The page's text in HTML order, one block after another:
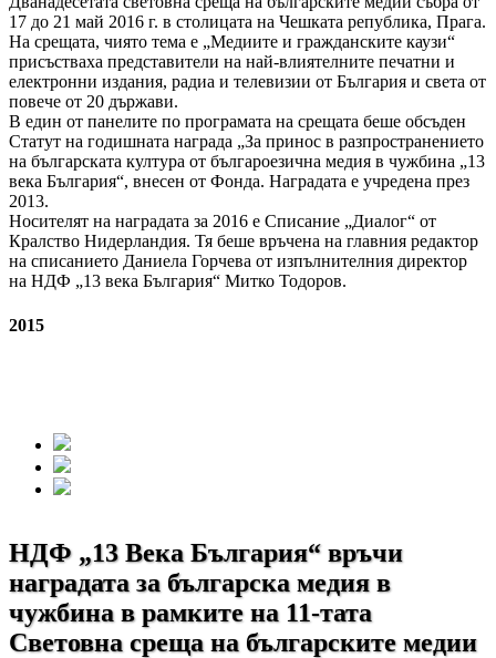
17 до 21 май 2016 г. в столицата на Чешката република, Прага.
На срещата, чиято тема е „Медиите и гражданските каузи“
присъстваха представители на най-влиятелните печатни и
електронни издания, радиа и телевизии от България и света от
повече от 20 държави.
В един от панелите по програмата на срещата беше обсъден
Статут на годишната награда „За принос в разпространението
на българската култура от българоезична медия в чужбина „13
века България“, внесен от Фонда. Наградата е учредена през
2013.
Носителят на наградата за 2016 е Списание „Диалог“ от
Кралство Нидерландия. Тя беше връчена на главния редактор
на списанието Даниела Горчева от изпълнителния директор
на НДФ „13 века България“ Митко Тодоров.
2015
НДФ „13 Века България“ връчи
наградата за българска медия в
чужбина в рамките на 11-тата
Световна среща на българските медии